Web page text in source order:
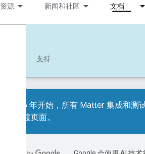
资源 新闻和社区 文档
支持
从 2026 年开始，所有 Matter 集成和
Lab 过渡页面。